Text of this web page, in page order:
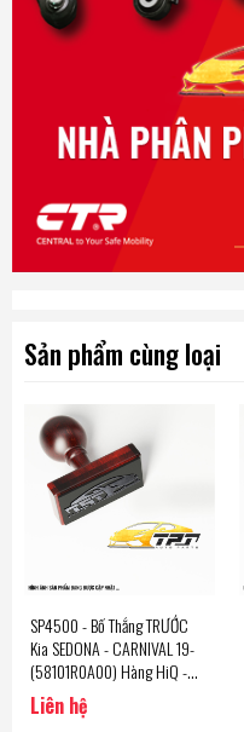
Sản phẩm cùng loại
SP4500 - Bố Thắng TRƯỚC
Kia SEDONA - CARNIVAL 19-
(58101R0A00) Hàng HiQ -
Sangsin Korea
Liên hệ